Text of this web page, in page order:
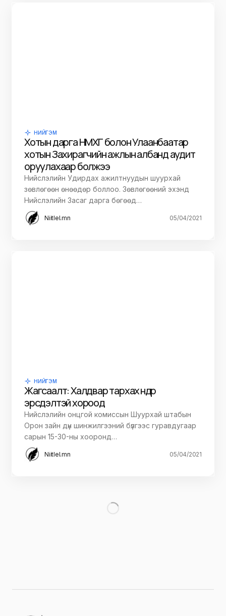
НИЙГЭМ
Хотын дарга НМХГ болон Улаанбаатар
хотын Захирагчийн ажлын албанд аудит
оруулахаар болжээ
Нийслэлийн Удирдах ажилтнуудын шуурхай
зөвлөгөөн өнөөдөр боллоо. Зөвлөгөөний эхэнд
Нийслэлийн Засаг дарга бөгөөд…
Niitlel.mn 05/04/2021
НИЙГЭМ
Жагсаалт: Халдвар тархах өндөр
эрсдэлтэй хороод
Нийслэлийн онцгой комиссын Шуурхай штабын
Орон зайн дүн шинжилгээний бүлгээс гуравдугаар
сарын 15-30-ны хооронд…
Niitlel.mn 05/04/2021